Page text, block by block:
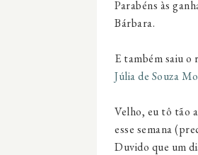
Parabéns às
Bárbara.
E também saiu
Júlia de Souza
Velho, eu tô tão
esse semana
Duvido que um